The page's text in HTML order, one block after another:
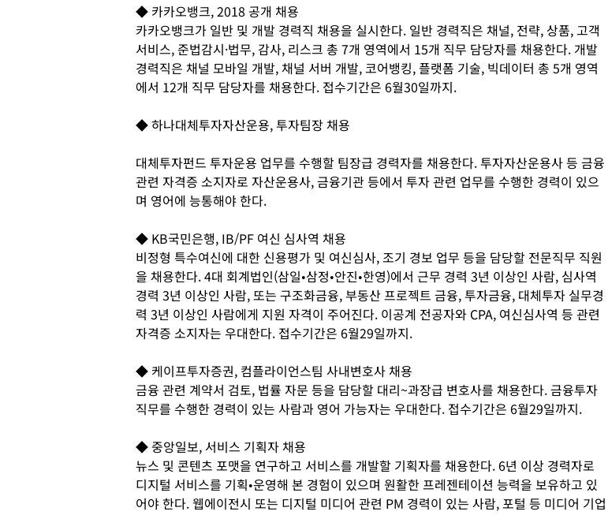
◆ 카카오뱅크, 2018 공개 채용
카카오뱅크가 일반 및 개발 경력직 채용을 실시한다. 일반 경력직은 채널, 전략, 상품, 고객
서비스, 준법감시·법무, 감사, 리스크 총 7개 영역에서 15개 직무 담당자를 채용한다. 개발
경력직은 채널 모바일 개발, 채널 서버 개발, 코어뱅킹, 플랫폼 기술, 빅데이터 총 5개 영역
에서 12개 직무 담당자를 채용한다. 접수기간은 6월30일까지.
◆ 하나대체투자자산운용, 투자팀장 채용
대체투자펀드 투자운용 업무를 수행할 팀장급 경력자를 채용한다. 투자자산운용사 등 금융
관련 자격증 소지자로 자산운용사, 금융기관 등에서 투자 관련 업무를 수행한 경력이 있으
며 영어에 능통해야 한다.
◆ KB국민은행, IB/PF 여신 심사역 채용
비정형 특수여신에 대한 신용평가 및 여신심사, 조기 경보 업무 등을 담당할 전문직무 직원
을 채용한다. 4대 회계법인(삼일•삼정•안진•한영)에서 근무 경력 3년 이상인 사람, 심사역
경력 3년 이상인 사람, 또는 구조화금융, 부동산 프로젝트 금융, 투자금융, 대체투자 실무경
력 3년 이상인 사람에게 지원 자격이 주어진다. 이공계 전공자와 CPA, 여신심사역 등 관련
자격증 소지자는 우대한다. 접수기간은 6월29일까지.
◆ 케이프투자증권, 컴플라이언스팀 사내변호사 채용
금융 관련 계약서 검토, 법률 자문 등을 담당할 대리~과장급 변호사를 채용한다. 금융투자
직무를 수행한 경력이 있는 사람과 영어 가능자는 우대한다. 접수기간은 6월29일까지.
◆ 중앙일보, 서비스 기획자 채용
뉴스 및 콘텐츠 포맷을 연구하고 서비스를 개발할 기획자를 채용한다. 6년 이상 경력자로
디지털 서비스를 기획•운영해 본 경험이 있으며 원활한 프레젠테이션 능력을 보유하고 있
어야 한다. 웹에이전시 또는 디지털 미디어 관련 PM 경력이 있는 사람, 포털 등 미디어 기업